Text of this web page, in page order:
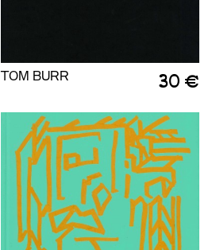
TOM BURR 30 €